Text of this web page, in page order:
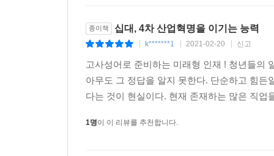
종이책 십대, 4차 산업혁명을 이기는 능력
k*******1 2021-02-20 신고
고사성어로 준비하는 미래형 인재 ! 청년들의
아무도 그 정답을 알지 못한다. 단순하고 힘
다는 것이 현실이다. 현재 존재하는 많은 직
1명이 이 리뷰를 추천합니다.